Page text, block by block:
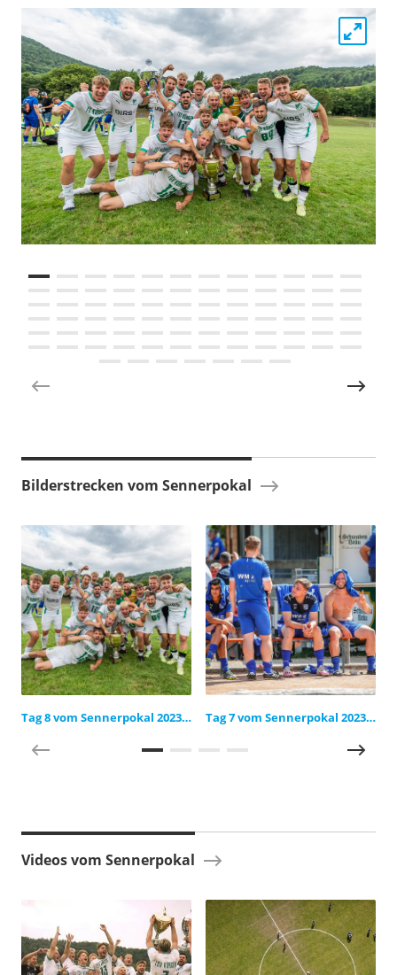
Bilderstrecken vom Sennerpokal
Tag 8 vom Sennerpokal 2023 in Bildern Tag 7 vom Sennerpokal 2023 in Bildern
Videos vom Sennerpokal